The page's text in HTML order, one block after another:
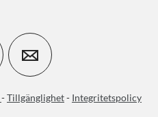
-Tillgänglighet- Integritetspolicy